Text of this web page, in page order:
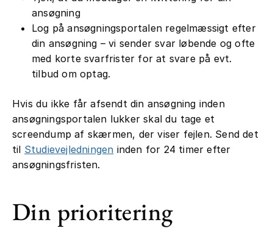
ansøgning
Log på ansøgningsportalen regelmæssigt efter
din ansøgning – vi sender svar løbende og ofte
med korte svarfrister for at svare på evt.
tilbud om optag.
Hvis du ikke får afsendt din ansøgning inden
ansøgningsportalen lukker skal du tage et
screendump af skærmen, der viser fejlen. Send det
til Studievejledningen inden for 24 timer efter
ansøgningsfristen.
Din prioritering